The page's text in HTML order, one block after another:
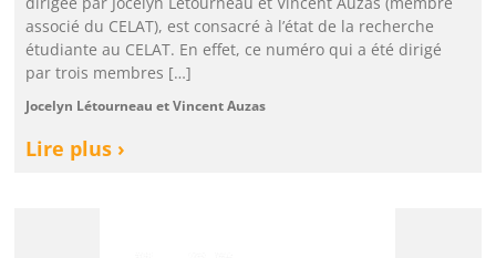
associé du CELAT), est consacré à l’état de la recherche
étudiante au CELAT. En effet, ce numéro qui a été dirigé
par trois membres […]
Jocelyn Létourneau et Vincent Auzas
Lire plus ›